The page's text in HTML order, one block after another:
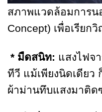
สภาพแวดล้อมการน
Concept) เพื่อเรีย
* มืดสนิท: แสงไฟจ
ทีวี แม้เพียงนิดเดียว
ผ้าม่านทึบแสงมาติด